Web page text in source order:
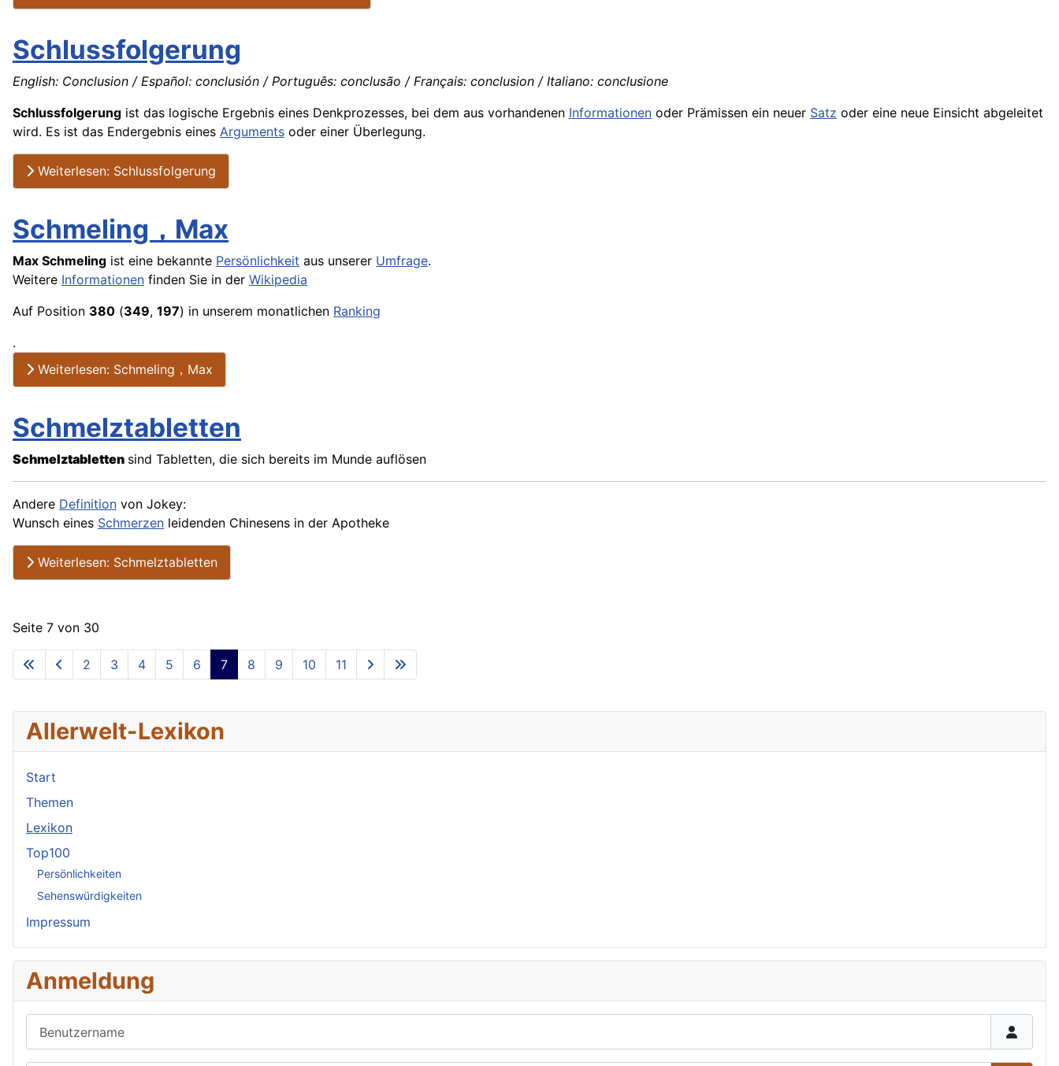
Schlussfolgerung
English: Conclusion / Español: conclusión / Português: conclusão / Français: conclusion / Italiano: conclusione
Schlussfolgerung ist das logische Ergebnis eines Denkprozesses, bei dem aus vorhandenen Informationen oder Prämissen ein neuer Satz oder eine neue Einsicht abgeleitet
wird. Es ist das Endergebnis eines Arguments oder einer Überlegung.
Weiterlesen: Schlussfolgerung
Schmeling，Max
Max Schmeling ist eine bekannte Persönlichkeit aus unserer Umfrage.
Weitere Informationen finden Sie in der Wikipedia
Auf Position 380 (349, 197) in unserem monatlichen Ranking
.
Weiterlesen: Schmeling，Max
Schmelztabletten
Schmelztabletten sind Tabletten, die sich bereits im Munde auflösen
Andere Definition von Jokey:
Wunsch eines Schmerzen leidenden Chinesens in der Apotheke
Weiterlesen: Schmelztabletten
Seite 7 von 30
2 3 4 5 6 7 8 9 10 11
Allerwelt-Lexikon
Start
Themen
Lexikon
Top100
Persönlichkeiten
Sehenswürdigkeiten
Impressum
Anmeldung